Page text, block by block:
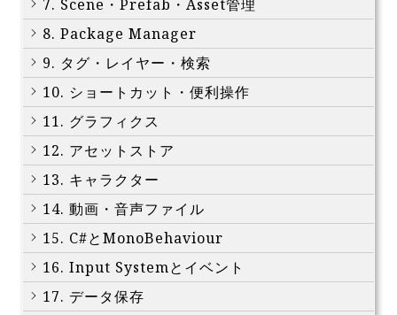
7. Scene・Prefab・Asset管理
8. Package Manager
9. タグ・レイヤー・検索
10. ショートカット・便利操作
11. グラフィクス
12. アセットストア
13. キャラクター
14. 動画・音声ファイル
15. C#とMonoBehaviour
16. Input Systemとイベント
17. データ保存